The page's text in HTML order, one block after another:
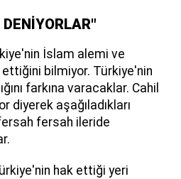
İslam alemi ve
bilmiyor. Türkiye'nin
farkına varacaklar. Cahil
diyerek aşağıladıkları
fersah ileride
hak ettiği yeri